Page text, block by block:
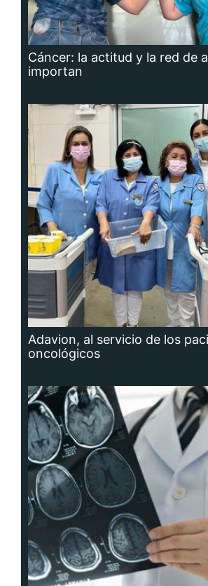
Cáncer: la actitud y la red de
importan
Adavion, al servicio de los
oncológicos